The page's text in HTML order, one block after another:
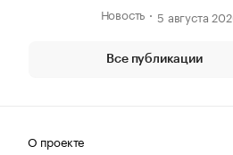
Новость
5 августа
Все публикации
О проекте